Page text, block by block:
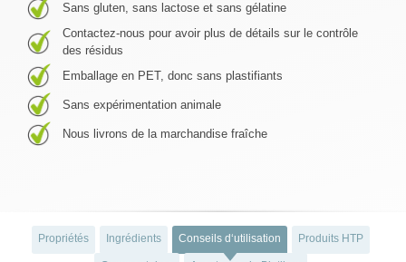
Sans gluten, sans lactose et sans gélatine
Contactez-nous pour avoir plus de détails sur le contrôle
des résidus
Emballage en PET, donc sans plastifiants
Sans expérimentation animale
Nous livrons de la marchandise fraîche
Propriétés Ingrédients Conseils d‘utilisation Produits HTP